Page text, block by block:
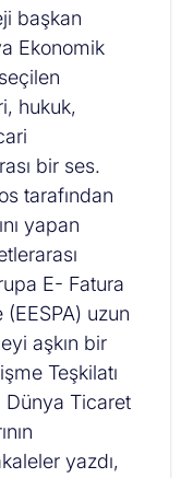
başkan
Ekonomik
hukuk,
bir ses.
tarafından
yapan
E- Fatura
(EESPA) uzun
aşkın bir
Teşkilatı
Dünya Ticaret
yazdı,